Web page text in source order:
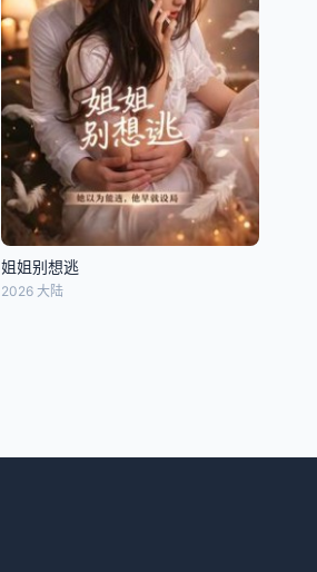
姐姐别想逃
2026 大陆